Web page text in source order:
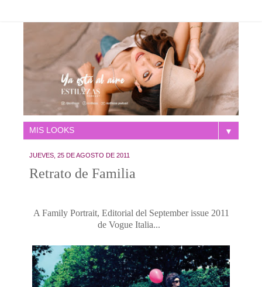
▼
JUEVES, 25 DE AGOSTO DE 2011
Retrato de Familia
A Family Portrait, Editorial del September issue 2011
de Vogue Italia...